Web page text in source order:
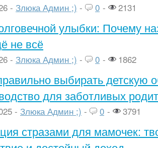
- Злюка Админ ;) - 0 - 2131
улыбки: Почему
не всё
- Злюка Админ ;) - 0 - 1862
выбирать детскую
для заботливых
- Злюка Админ ;) - 0 - 3791
стразами для мамочек: